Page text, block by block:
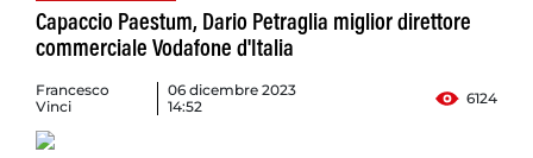
Capaccio Paestum, Dario Petraglia miglior direttore
commerciale Vodafone d'Italia
Francesco
Vinci
06 dicembre 2023
14:52
6124